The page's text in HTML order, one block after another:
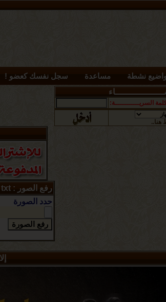
نشطة مساعدة
سجل نفسك كعضو !
السريــــــــــــة:
هنا..
رفع الصور : gif. jpg. png. bmp. swf. txt - حجم أقصى 2 ميغـــــا
حدد الصورة